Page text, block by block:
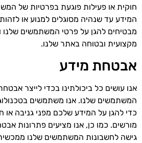
חוקית או פעילות פוגעת בפרטיות של
המידע עד שנהיה מסוגלים למנוע או
מבטיחים להגן על פרטי המשתמשים שלנו
מקצועית ובטוחה באתר שלנו.
אבטחת מידע
אנו עושים כל ביכולתינו בכדי לייצר
המשתמשים שלנו. אנו משתמשים
כדי להגן על המידע שלכם מפני גניבה או
מורשים. כמו כן, אנו מציעים פתרונות
גישה לחשבונות המשתמשים שלנו